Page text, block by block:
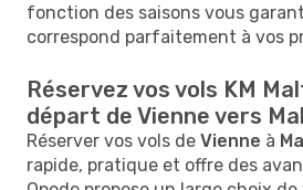
fonction des saisons vous
correspond parfaitement à vos
Réservez vos vols KM
départ de Vienne vers
Réserver vos vols de Vienne à
rapide, pratique et offre des